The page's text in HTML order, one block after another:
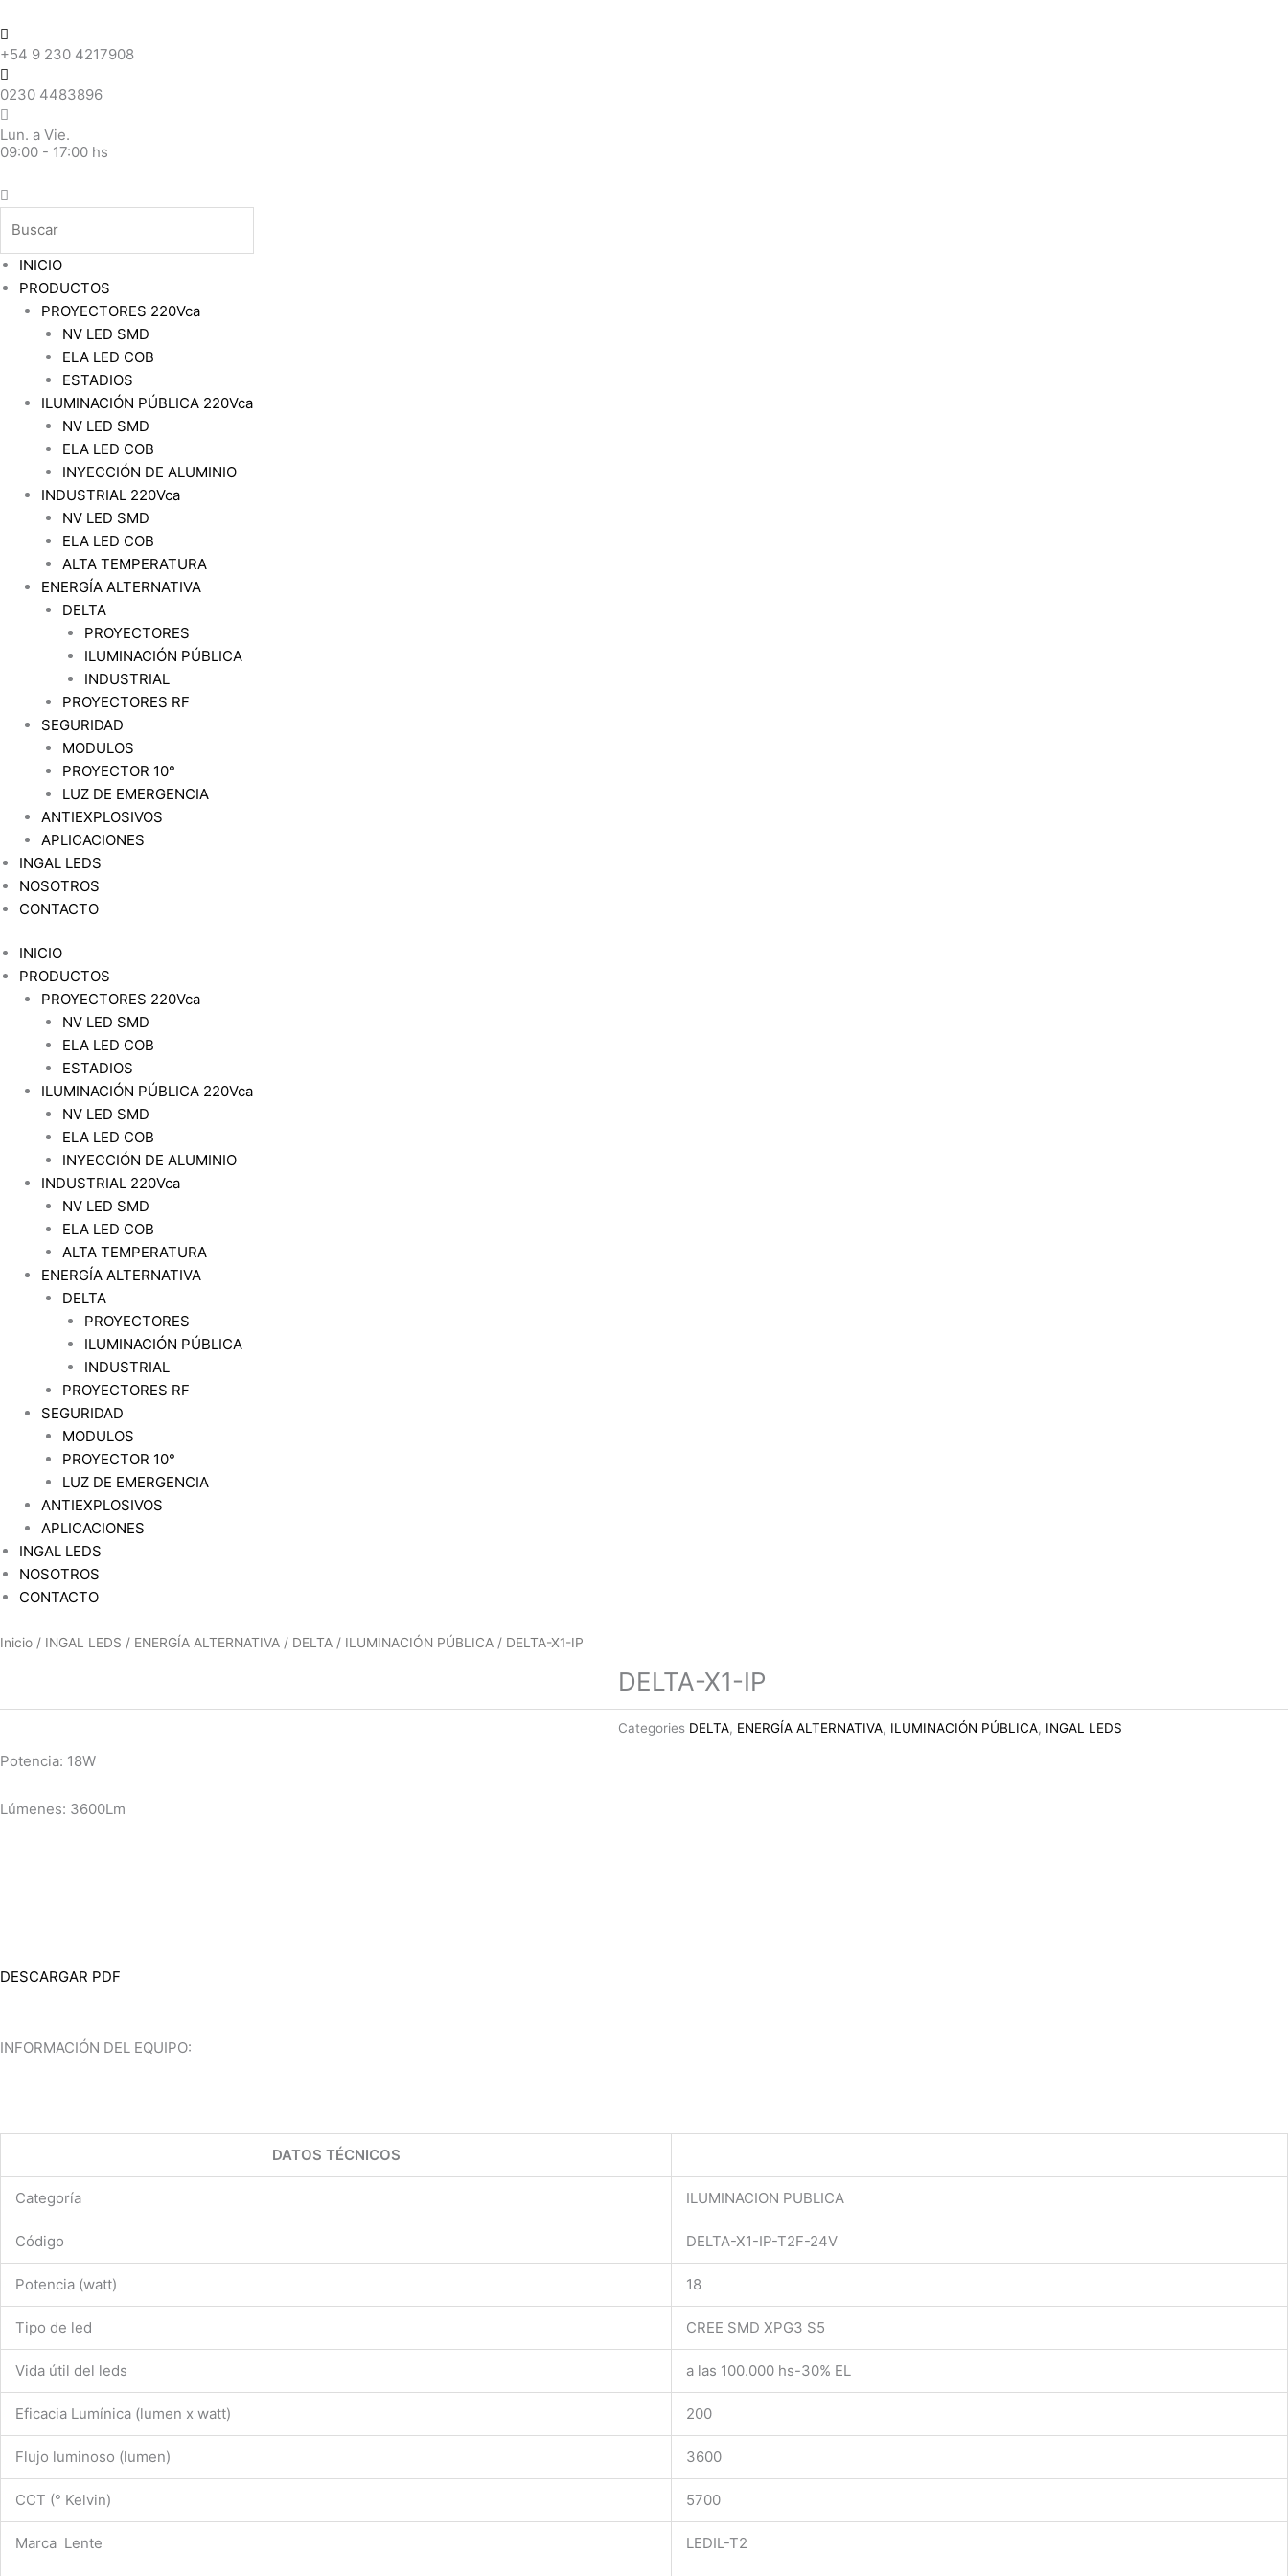
al
contenido
+54 9 230 4217908
0230 4483896
Lun. a Vie.
09:00 - 17:00 hs
INICIO
PRODUCTOS
PROYECTORES 220Vca
NV LED SMD
ELA LED COB
ESTADIOS
ILUMINACIÓN PÚBLICA 220Vca
NV LED SMD
ELA LED COB
INYECCIÓN DE ALUMINIO
INDUSTRIAL 220Vca
NV LED SMD
ELA LED COB
ALTA TEMPERATURA
ENERGÍA ALTERNATIVA
DELTA
PROYECTORES
ILUMINACIÓN PÚBLICA
INDUSTRIAL
PROYECTORES RF
SEGURIDAD
MODULOS
PROYECTOR 10°
LUZ DE EMERGENCIA
ANTIEXPLOSIVOS
APLICACIONES
INGAL LEDS
NOSOTROS
CONTACTO
INICIO
PRODUCTOS
PROYECTORES 220Vca
NV LED SMD
ELA LED COB
ESTADIOS
ILUMINACIÓN PÚBLICA 220Vca
NV LED SMD
ELA LED COB
INYECCIÓN DE ALUMINIO
INDUSTRIAL 220Vca
NV LED SMD
ELA LED COB
ALTA TEMPERATURA
ENERGÍA ALTERNATIVA
DELTA
PROYECTORES
ILUMINACIÓN PÚBLICA
INDUSTRIAL
PROYECTORES RF
SEGURIDAD
MODULOS
PROYECTOR 10°
LUZ DE EMERGENCIA
ANTIEXPLOSIVOS
APLICACIONES
INGAL LEDS
NOSOTROS
CONTACTO
Inicio / INGAL LEDS / ENERGÍA ALTERNATIVA / DELTA / ILUMINACIÓN PÚBLICA / DELTA-X1-IP
DELTA-X1-IP
Categories DELTA, ENERGÍA ALTERNATIVA, ILUMINACIÓN PÚBLICA, INGAL LEDS
Potencia: 18W
Lúmenes: 3600Lm
DESCARGAR PDF
INFORMACIÓN DEL EQUIPO:
DATOS TÉCNICOS
Categoría ILUMINACION PUBLICA
Código DELTA-X1-IP-T2F-24V
Potencia (watt) 18
Tipo de led CREE SMD XPG3 S5
Vida útil del leds a las 100.000 hs-30% EL
Eficacia Lumínica (lumen x watt) 200
Flujo luminoso (lumen) 3600
CCT (° Kelvin) 5700
Marca Lente LEDIL-T2